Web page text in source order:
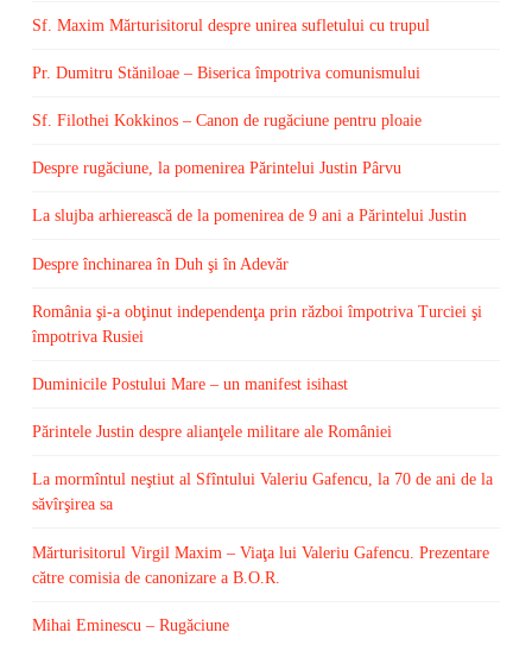
Sf. Maxim Mărturisitorul despre unirea sufletului cu trupul
Pr. Dumitru Stăniloae – Biserica împotriva comunismului
Sf. Filothei Kokkinos – Canon de rugăciune pentru ploaie
Despre rugăciune, la pomenirea Părintelui Justin Pârvu
La slujba arhierească de la pomenirea de 9 ani a Părintelui Justin
Despre închinarea în Duh şi în Adevăr
România şi-a obţinut independenţa prin război împotriva Turciei şi
împotriva Rusiei
Duminicile Postului Mare – un manifest isihast
Părintele Justin despre alianţele militare ale României
La mormîntul neştiut al Sfîntului Valeriu Gafencu, la 70 de ani de la
săvîrşirea sa
Mărturisitorul Virgil Maxim – Viaţa lui Valeriu Gafencu. Prezentare
către comisia de canonizare a B.O.R.
Mihai Eminescu – Rugăciune